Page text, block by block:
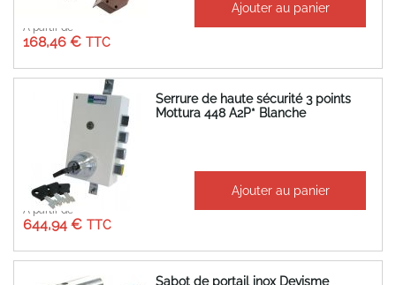
À partir de
168,46 €
Ajouter au panier
Serrure de haute sécurité 3 points
Mottura 448 A2P* Blanche
À partir de
644,94 €
Ajouter au panier
Sabot de portail inox Devisme